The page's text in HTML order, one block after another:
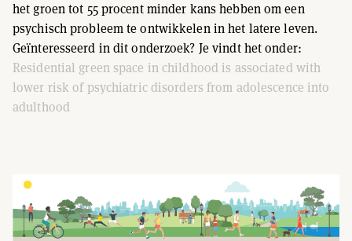
het groen tot 55 procent minder kans hebben om een
psychisch probleem te ontwikkelen in het latere leven.
Geïnteresseerd in dit onderzoek? Je vindt het onder:
Residential green space in childhood is associated with
lower risk of psychiatric disorders from adolescence into
adulthood